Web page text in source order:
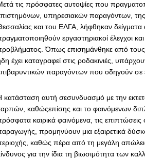
τις πρόσφατες αυτοψίες που
υπηρεσιακών παραγόντων,
και του ΕΛΓΑ, λήφθηκαν δείγματα
εργαστηριακοί έλεγχοι
Όπως επισημάνθηκε από
έχει καταγραφεί στις ροδακινιές,
παραγόντων που οδηγούν σε
κατάσταση αυτή σεσυνδυασμό με την
καθώςεπίσης και το φαινόμενων
καιρικά φαινόμενα, τις
προμηνύουν μια εξαιρετικά
καθώς πέρα από τη μεγάλη
για την ίδια τη βιωσιμότητα των